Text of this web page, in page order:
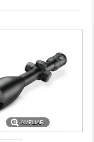
AMPLIAR